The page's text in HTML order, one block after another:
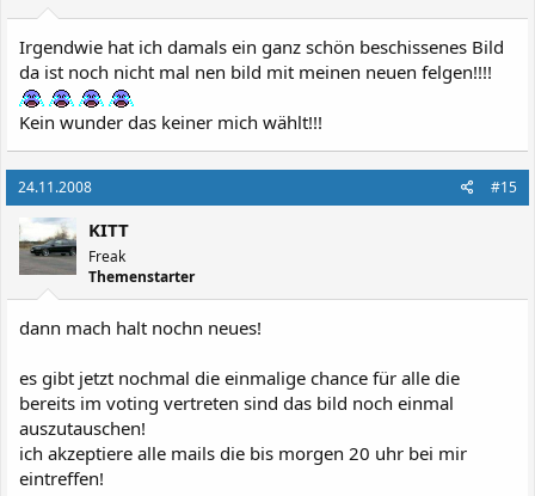
Irgendwie hat ich damals ein ganz schön beschissenes Bild
da ist noch nicht mal nen bild mit meinen neuen felgen!!!!
Kein wunder das keiner mich wählt!!!
24.11.2008 #15
KITT
Freak
Themenstarter
dann mach halt nochn neues!
es gibt jetzt nochmal die einmalige chance für alle die
bereits im voting vertreten sind das bild noch einmal
auszutauschen!
ich akzeptiere alle mails die bis morgen 20 uhr bei mir
eintreffen!